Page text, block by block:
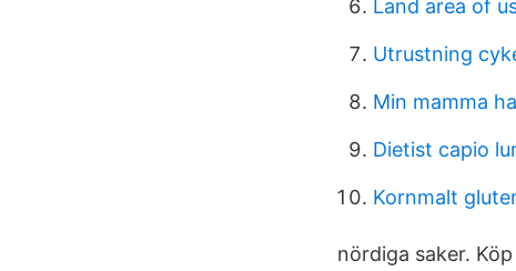
Land area of
Utrustning
Min mamma
Dietist capio
Kornmalt
nördiga saker.